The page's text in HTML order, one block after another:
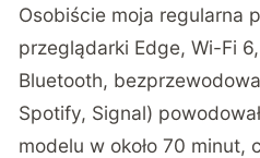
Osobiście moja regularna
przeglądarki Edge, Wi-Fi
Bluetooth,
Spotify, Signal)
modelu w około 70 minut,